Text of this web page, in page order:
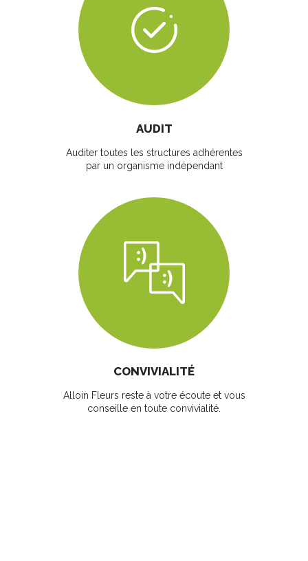
AUDIT
Auditer toutes les structures adhérentes
par un organisme indépendant
CONVIVIALITÉ
Alloin Fleurs reste à votre écoute et vous
conseille en toute convivialité.